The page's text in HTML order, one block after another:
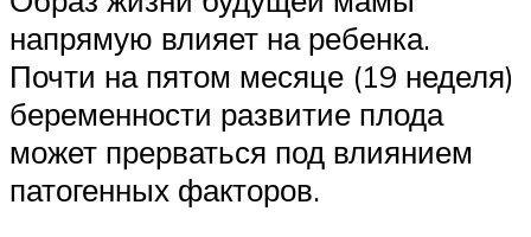
напрямую влияет на ребенка.
Почти на пятом месяце (19 неделя)
беременности развитие плода
может прерваться под влиянием
патогенных факторов.